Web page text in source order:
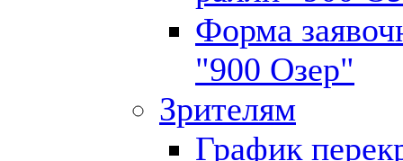
Форма
"900 Озер"
Зрителям
График